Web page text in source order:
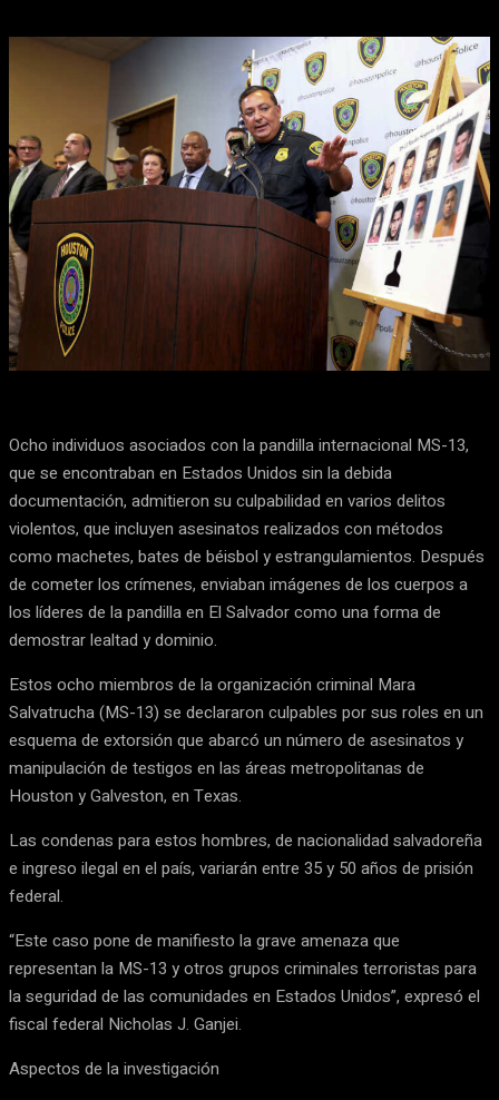
Pinterest WhatsApp
Ocho individuos asociados con la pandilla internacional MS-13,
que se encontraban en Estados Unidos sin la debida
documentación, admitieron su culpabilidad en varios delitos
violentos, que incluyen asesinatos realizados con métodos
como machetes, bates de béisbol y estrangulamientos. Después
de cometer los crímenes, enviaban imágenes de los cuerpos a
los líderes de la pandilla en El Salvador como una forma de
demostrar lealtad y dominio.
Estos ocho miembros de la organización criminal Mara
Salvatrucha (MS-13) se declararon culpables por sus roles en un
esquema de extorsión que abarcó un número de asesinatos y
manipulación de testigos en las áreas metropolitanas de
Houston y Galveston, en Texas.
Las condenas para estos hombres, de nacionalidad salvadoreña
e ingreso ilegal en el país, variarán entre 35 y 50 años de prisión
federal.
“Este caso pone de manifiesto la grave amenaza que
representan la MS-13 y otros grupos criminales terroristas para
la seguridad de las comunidades en Estados Unidos”, expresó el
fiscal federal Nicholas J. Ganjei.
Aspectos de la investigación